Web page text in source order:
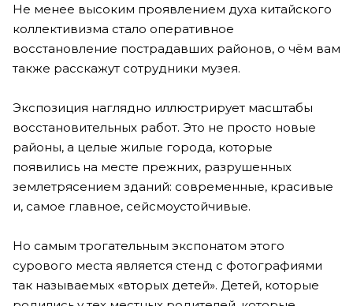
Не менее высоким проявлением духа китайского
коллективизма стало оперативное
восстановление пострадавших районов, о чём вам
также расскажут сотрудники музея.
Экспозиция наглядно иллюстрирует масштабы
восстановительных работ. Это не просто новые
районы, а целые жилые города, которые
появились на месте прежних, разрушенных
землетрясением зданий: современные, красивые
и, самое главное, сейсмоустойчивые.
Но самым трогательным экспонатом этого
сурового места является стенд с фотографиями
так называемых «вторых детей». Детей, которые